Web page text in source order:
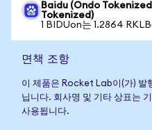
Baidu (Ondo
Tokenized)
1 BIDUon는 1.2864
면책 조항
이 제품은 Rocket Lab이(가) 발
닙니다. 회사명 및 기타 상표는
사용됩니다.